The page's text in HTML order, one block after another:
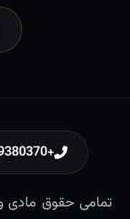
+989999380370
تمامی حقوق مادی